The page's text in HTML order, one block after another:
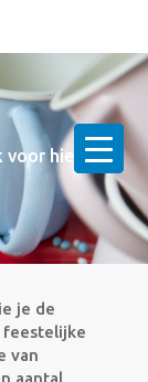
voor hielprik
je de
feestelijke
van
aantal